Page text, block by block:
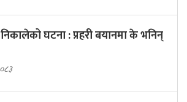
घटना : प्रहरी बयानमा के भनिन्